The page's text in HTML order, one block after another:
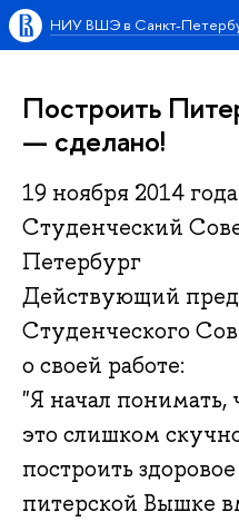
НИУ ВШЭ в Санкт-
Построить
— сделано!
19 ноября 2014
Студенческий
Петербург
Действующий
Студенческого
о своей работе:
"Я начал понимать,
это слишком
построить
питерской Вышке